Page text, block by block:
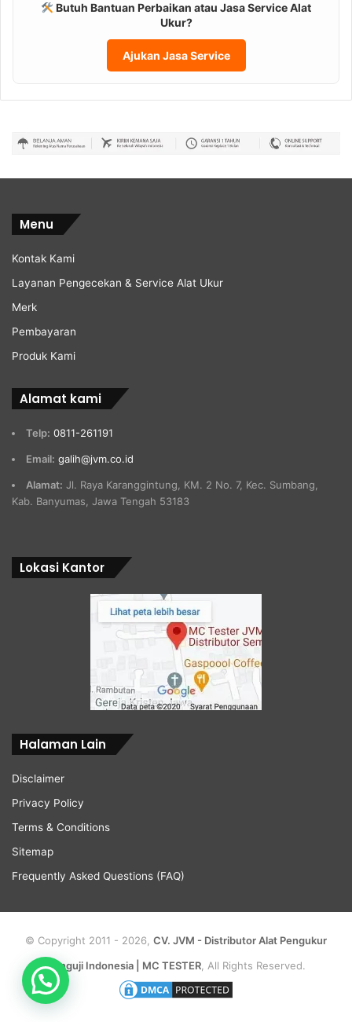
Butuh Bantuan Perbaikan atau Jasa Service Alat
Ukur?
Ajukan Jasa Service
Menu
Kontak Kami
Layanan Pengecekan & Service Alat Ukur
Merk
Pembayaran
Produk Kami
Alamat kami
Telp: 0811-261191
Email: galih@jvm.co.id
Alamat: Jl. Raya Karanggintung, KM. 2 No. 7, Kec. Sumbang,
Kab. Banyumas, Jawa Tengah 53183
Lokasi Kantor
Halaman Lain
Disclaimer
Privacy Policy
Terms & Conditions
Sitemap
Frequently Asked Questions (FAQ)
© Copyright 2011 - 2026, CV. JVM - Distributor Alat Pengukur
Penguji Indonesia | MC TESTER, All Rights Reserved.